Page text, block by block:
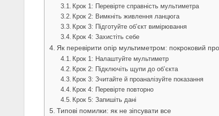
Крок 1: Перевірте справність мультиметра
Крок 2: Вимкніть живлення ланцюга
Крок 3: Підготуйте об’єкт вимірювання
Крок 4: Захистіть себе
Як перевірити опір мультиметром: покроковий
Крок 1: Налаштуйте мультиметр
Крок 2: Підключіть щупи до об’єкта
Крок 3: Зчитайте й проаналізуйте показання
Крок 4: Перевірте повторно
Крок 5: Запишіть дані
Типові помилки: як не зіпсувати все